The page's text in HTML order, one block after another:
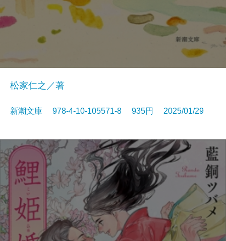
松家仁之／著
新潮文庫 978-4-10-105571-8 935円 2025/01/29